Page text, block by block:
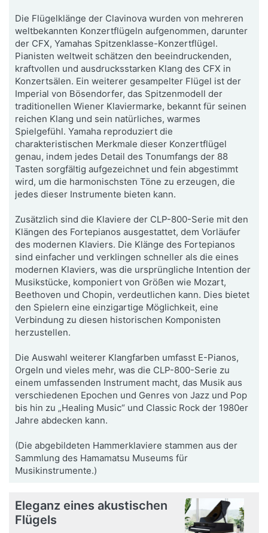
Die Flügelklänge der Clavinova wurden von mehreren
weltbekannten Konzertflügeln aufgenommen, darunter
der CFX, Yamahas Spitzenklasse-Konzertflügel.
Pianisten weltweit schätzen den beeindruckenden,
kraftvollen und ausdrucksstarken Klang des CFX in
Konzertsälen. Ein weiterer gesampelter Flügel ist der
Imperial von Bösendorfer, das Spitzenmodell der
traditionellen Wiener Klaviermarke, bekannt für seinen
reichen Klang und sein natürliches, warmes
Spielgefühl. Yamaha reproduziert die
charakteristischen Merkmale dieser Konzertflügel
genau, indem jedes Detail des Tonumfangs der 88
Tasten sorgfältig aufgezeichnet und fein abgestimmt
wird, um die harmonischsten Töne zu erzeugen, die
jedes dieser Instrumente bieten kann.
Zusätzlich sind die Klaviere der CLP-800-Serie mit den
Klängen des Fortepianos ausgestattet, dem Vorläufer
des modernen Klaviers. Die Klänge des Fortepianos
sind einfacher und verklingen schneller als die eines
modernen Klaviers, was die ursprüngliche Intention der
Musikstücke, komponiert von Größen wie Mozart,
Beethoven und Chopin, verdeutlichen kann. Dies bietet
den Spielern eine einzigartige Möglichkeit, eine
Verbindung zu diesen historischen Komponisten
herzustellen.
Die Auswahl weiterer Klangfarben umfasst E-Pianos,
Orgeln und vieles mehr, was die CLP-800-Serie zu
einem umfassenden Instrument macht, das Musik aus
verschiedenen Epochen und Genres von Jazz und Pop
bis hin zu „Healing Music“ und Classic Rock der 1980er
Jahre abdecken kann.
(Die abgebildeten Hammerklaviere stammen aus der
Sammlung des Hamamatsu Museums für
Musikinstrumente.)
Eleganz eines akustischen
Flügels